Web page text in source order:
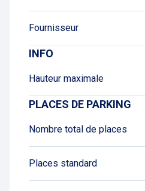
Fournisseur
INFO
Hauteur maximale
PLACES DE PARKING
Nombre total de places
Places standard